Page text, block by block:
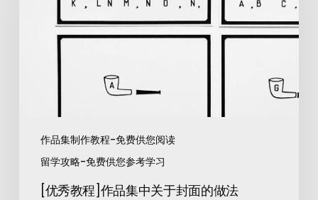
作品集制作教程-免费供您阅读
留学攻略-免费供您参考学习
[优秀教程]作品集中关于封面的做法